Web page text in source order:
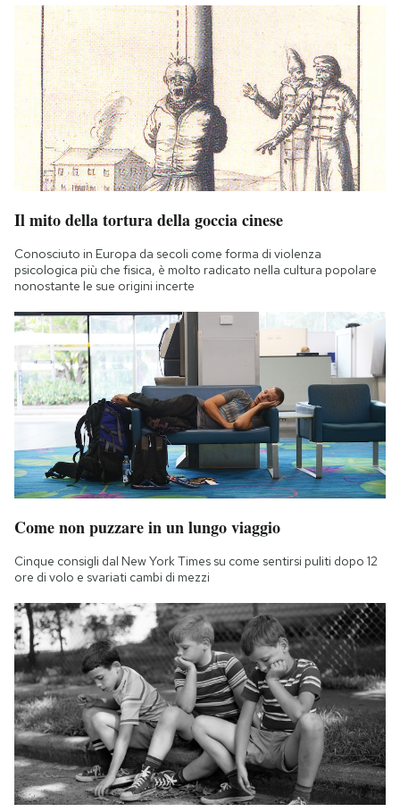
Il mito della tortura della goccia cinese
Conosciuto in Europa da secoli come forma di violenza
psicologica più che fisica, è molto radicato nella cultura popolare
nonostante le sue origini incerte
Come non puzzare in un lungo viaggio
Cinque consigli dal New York Times su come sentirsi puliti dopo 12
ore di volo e svariati cambi di mezzi